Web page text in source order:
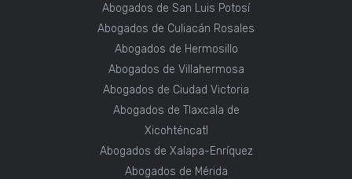
Abogados de San Luis Potosí
Abogados de Culiacán Rosales
Abogados de Hermosillo
Abogados de Villahermosa
Abogados de Ciudad Victoria
Abogados de Tlaxcala de
Xicohténcatl
Abogados de Xalapa-Enríquez
Abogados de Mérida